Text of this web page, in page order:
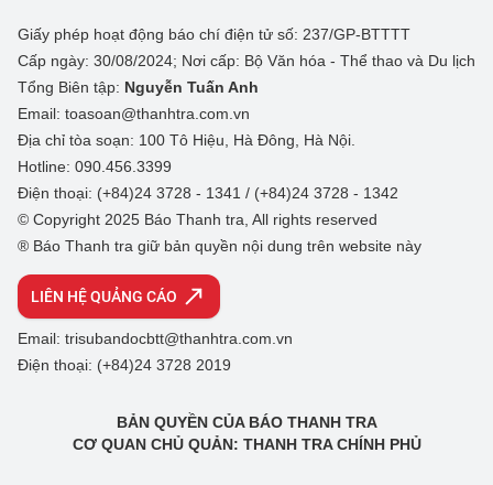
Giấy phép hoạt động báo chí điện tử số: 237/GP-BTTTT
Cấp ngày: 30/08/2024; Nơi cấp: Bộ Văn hóa - Thể thao và Du lịch
Tổng Biên tập: Nguyễn Tuấn Anh
Email: toasoan@thanhtra.com.vn
Địa chỉ tòa soạn: 100 Tô Hiệu, Hà Đông, Hà Nội.
Hotline: 090.456.3399
Điện thoại: (+84)24 3728 - 1341 / (+84)24 3728 - 1342
© Copyright 2025 Báo Thanh tra, All rights reserved
® Báo Thanh tra giữ bản quyền nội dung trên website này
LIÊN HỆ QUẢNG CÁO
Email: trisubandocbtt@thanhtra.com.vn
Điện thoại: (+84)24 3728 2019
BẢN QUYỀN CỦA BÁO THANH TRA
CƠ QUAN CHỦ QUẢN: THANH TRA CHÍNH PHỦ